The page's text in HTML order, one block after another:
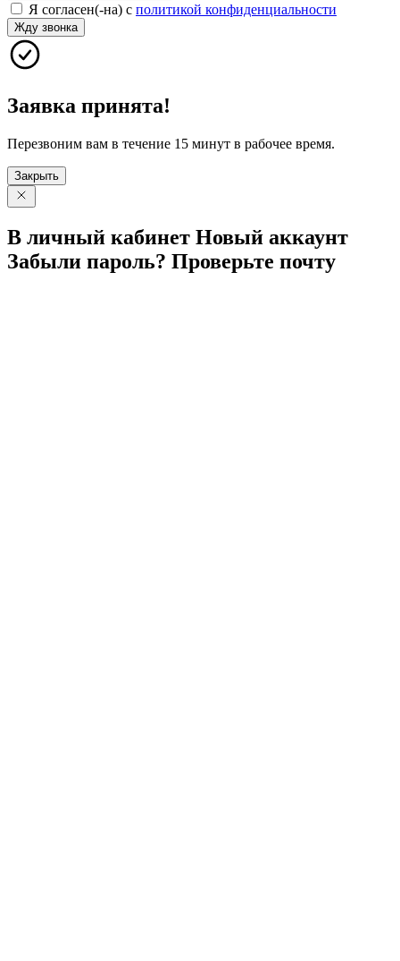
Я согласен(-на) с политикой конфиденциальности
Жду звонка
Заявка принята!
Перезвоним вам в течение 15 минут в рабочее время.
Закрыть
В личный кабинет Новый аккаунт
Забыли пароль? Проверьте почту